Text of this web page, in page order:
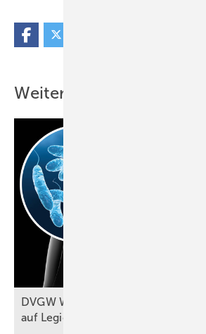
Weitere Inhalte
DVGW W 551-1 (A): Probennahmen
auf Legionellen im